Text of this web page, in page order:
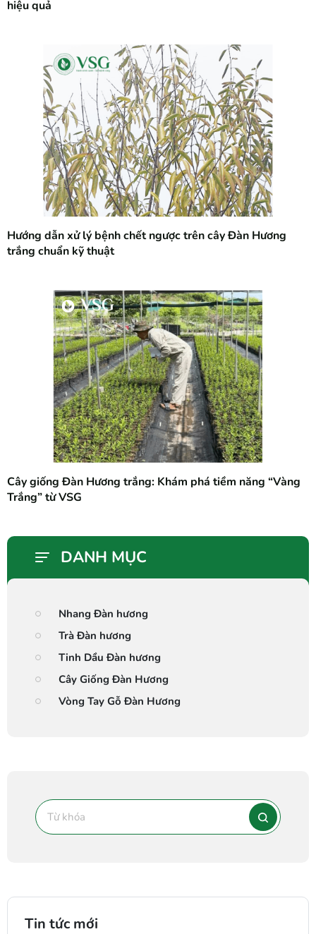
hiệu quả
Hướng dẫn xử lý bệnh chết ngược trên cây Đàn Hương
trắng chuẩn kỹ thuật
Cây giống Đàn Hương trắng: Khám phá tiềm năng “Vàng
Trắng” từ VSG
DANH MỤC
Nhang Đàn hương
Trà Đàn hương
Tinh Dầu Đàn hương
Cây Giống Đàn Hương
Vòng Tay Gỗ Đàn Hương
Tin tức mới